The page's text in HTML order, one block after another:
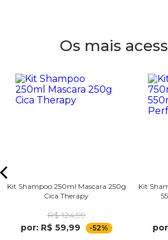
Os mais
Kit Shampoo 250ml Mascara 250g
Cica Therapy
R$ 124,99
por: R$ 59,99
-52%
Kit